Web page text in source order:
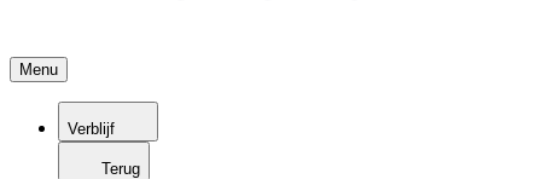
Menu
Verblijf
Terug